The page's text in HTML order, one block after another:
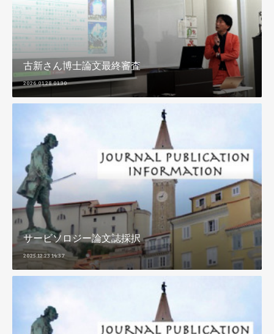
古新さん博士論文最終審査
2026.01.28 01:30
サービソロジー論文誌採択
2025.12.23 14:37